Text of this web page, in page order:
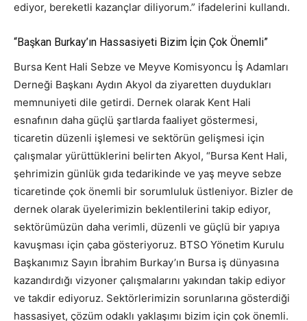
ediyor, bereketli kazançlar diliyorum.” ifadelerini kullandı.
“Başkan Burkay’ın Hassasiyeti Bizim İçin Çok Önemli”
Bursa Kent Hali Sebze ve Meyve Komisyoncu İş Adamları
Derneği Başkanı Aydın Akyol da ziyaretten duydukları
memnuniyeti dile getirdi. Dernek olarak Kent Hali
esnafının daha güçlü şartlarda faaliyet göstermesi,
ticaretin düzenli işlemesi ve sektörün gelişmesi için
çalışmalar yürüttüklerini belirten Akyol, “Bursa Kent Hali,
şehrimizin günlük gıda tedarikinde ve yaş meyve sebze
ticaretinde çok önemli bir sorumluluk üstleniyor. Bizler de
dernek olarak üyelerimizin beklentilerini takip ediyor,
sektörümüzün daha verimli, düzenli ve güçlü bir yapıya
kavuşması için çaba gösteriyoruz. BTSO Yönetim Kurulu
Başkanımız Sayın İbrahim Burkay’ın Bursa iş dünyasına
kazandırdığı vizyoner çalışmalarını yakından takip ediyor
ve takdir ediyoruz. Sektörlerimizin sorunlarına gösterdiği
hassasiyet, çözüm odaklı yaklaşımı bizim için çok önemli.